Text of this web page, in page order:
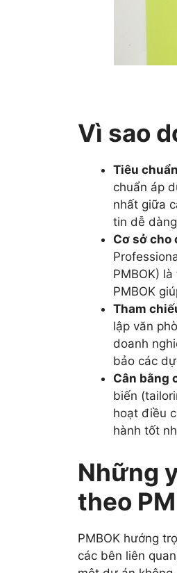
Vì sao
Tiêu
chuẩn áp
nhất giữa
tin dễ
Cơ sở cho
PMBOK)
PMBOK
Tham
lập văn
doanh
bảo các
Cân bằng
biến
hoạt điều
hành tốt
Những
theo
PMBOK hướng
các bên liên